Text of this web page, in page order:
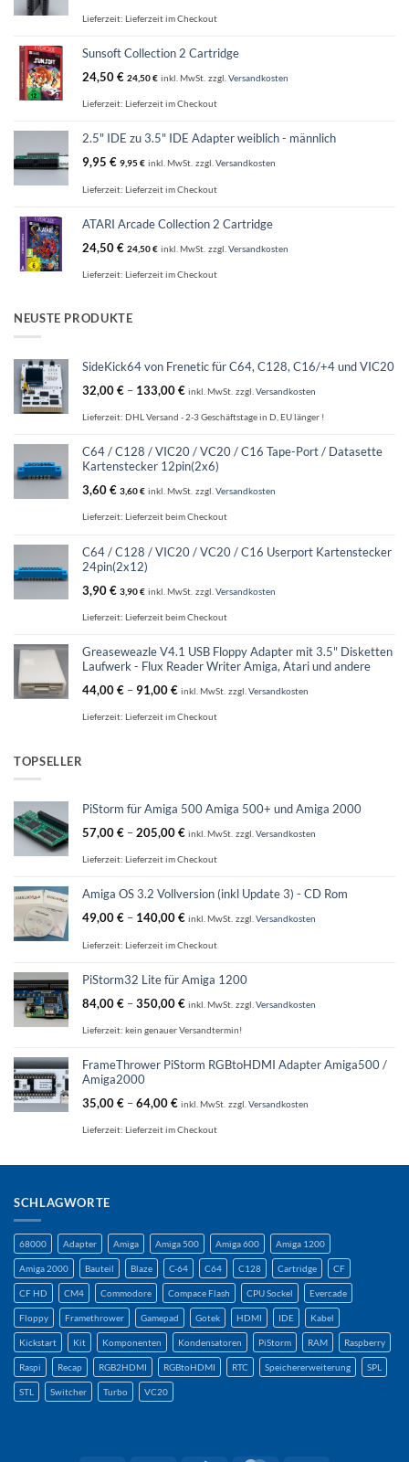
Lieferzeit: Lieferzeit im Checkout
Sunsoft Collection 2 Cartridge
24,50€ 24,50€ inkl. MwSt. zzgl. Versandkosten
Lieferzeit: Lieferzeit im Checkout
2.5" IDE zu 3.5" IDE Adapter weiblich - männlich
9,95 € 9,95€ inkl. MwSt. zzgl.Versandkosten
Lieferzeit: Lieferzeit im Checkout
ATARI Arcade Collection 2 Cartridge
24,50€ 24,50€ inkl. MwSt. zzgl. Versandkosten
Lieferzeit: Lieferzeit im Checkout
NEUSTE PRODUKTE
SideKick64 von Frenetic für C64, C128, C16/+4 und VIC20
32,00€ – 133,00€ inkl. MwSt. zzgl. Versandkosten
Lieferzeit: DHL Versand - 2-3 Geschäftstage in D, EU länger !
C64 / C128 / VIC20 / VC20 / C16 Tape-Port / Datasette
Kartenstecker 12pin(2x6)
3,60€ 3,60€ inkl. MwSt. zzgl. Versandkosten
Lieferzeit: Lieferzeit beim Checkout
C64 / C128 / VIC20 / VC20 / C16 Userport Kartenstecker
24pin(2x12)
3,90€ 3,90€ inkl. MwSt. zzgl. Versandkosten
Lieferzeit: Lieferzeit beim Checkout
Greaseweazle V4.1 USB Floppy Adapter mit 3.5" Disketten
Laufwerk - Flux Reader Writer Amiga, Atari und andere
44,00€ –91,00€ inkl. MwSt. zzgl. Versandkosten
Lieferzeit: Lieferzeit im Checkout
TOPSELLER
PiStorm für Amiga 500 Amiga 500+ und Amiga 2000
57,00€ –205,00€ inkl. MwSt. zzgl. Versandkosten
Lieferzeit: Lieferzeit im Checkout
Amiga OS 3.2 Vollversion (inkl Update 3) - CD Rom
49,00€ – 140,00€ inkl. MwSt. zzgl. Versandkosten
Lieferzeit: Lieferzeit im Checkout
PiStorm32 Lite für Amiga 1200
84,00€ –350,00€ inkl. MwSt. zzgl. Versandkosten
Lieferzeit: kein genauer Versandtermin!
FrameThrower PiStorm RGBtoHDMI Adapter Amiga500 /
Amiga2000
35,00€ –64,00€ inkl. MwSt. zzgl. Versandkosten
Lieferzeit: Lieferzeit im Checkout
SCHLAGWORTE
68000 Adapter Amiga Amiga 500 Amiga 600 Amiga 1200
Amiga 2000 Bauteil Blaze C-64 C64 C128 Cartridge CF
CF HD CM4 Commodore Compace Flash CPU Sockel Evercade
Floppy Framethrower Gamepad Gotek HDMI IDE Kabel
Kickstart Kit Komponenten Kondensatoren PiStorm RAM Raspberry
Raspi Recap RGB2HDMI RGBtoHDMI RTC Speichererweiterung SPL
STL Switcher Turbo VC20